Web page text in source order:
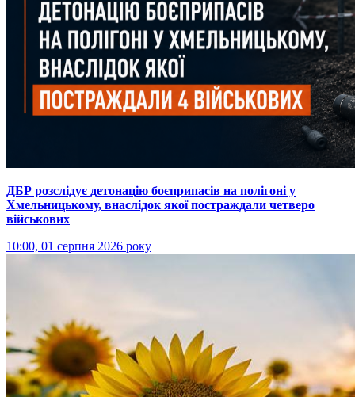
ДБР розслідує детонацію боєприпасів на полігоні у
Хмельницькому, внаслідок якої постраждали четверо
військових
10:00, 01 серпня 2026 року